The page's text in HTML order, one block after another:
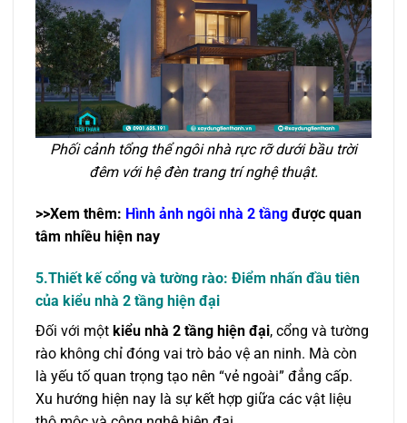
Phối cảnh tổng thể ngôi nhà rực rỡ dưới bầu trời
đêm với hệ đèn trang trí nghệ thuật.
>>Xem thêm: Hình ảnh ngôi nhà 2 tầng được quan
tâm nhiều hiện nay
5.Thiết kế cổng và tường rào: Điểm nhấn đầu tiên
của kiểu nhà 2 tầng hiện đại
Đối với một kiểu nhà 2 tầng hiện đại, cổng và tường
rào không chỉ đóng vai trò bảo vệ an ninh. Mà còn
là yếu tố quan trọng tạo nên “vẻ ngoài” đẳng cấp.
Xu hướng hiện nay là sự kết hợp giữa các vật liệu